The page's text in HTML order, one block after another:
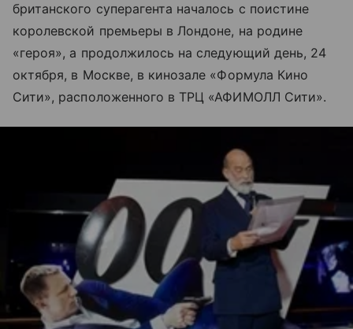
британского суперагента началось с поистине
королевской премьеры в Лондоне, на родине
«героя», а продолжилось на следующий день, 24
октября, в Москве, в кинозале «Формула Кино
Сити», расположенного в ТРЦ «АФИМОЛЛ Сити».